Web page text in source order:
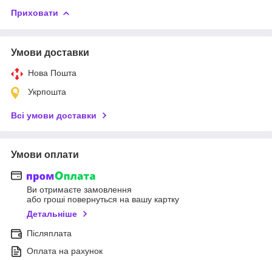
Приховати
Умови доставки
Нова Пошта
Укрпошта
Всі умови доставки
Умови оплати
Ви отримаєте замовлення
або гроші повернуться на вашу картку
Детальніше
Післяплата
Оплата на рахунок